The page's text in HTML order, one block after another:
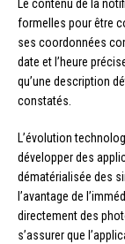
Le contenu de la
formelles pour être
ses coordonnées
date et l’heure
qu’une description
constatés.
L’évolution
développer des
dématérialisée des
l’avantage de
directement des
s’assurer que